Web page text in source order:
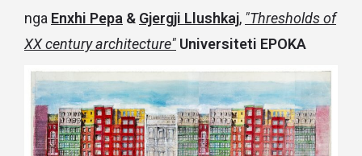
nga Enxhi Pepa & Gjergji Llushkaj, "Thresholds of
XX century architecture" Universiteti EPOKA